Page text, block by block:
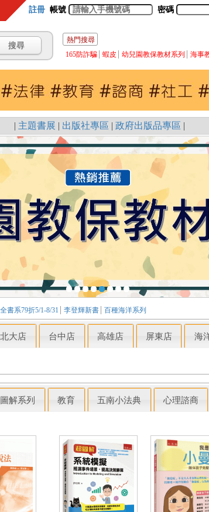
註冊 帳號 密碼
熱門搜尋
165防詐騙
蝦皮 幼兒園教保教材系列 海事
| 主題書展 | 出版社專區 | 政府出版品專區 |
書系79折5/1-8/31 李登輝新書 百種海洋系列
北大店 台中店 高雄店 屏東店 海
圖解系列 教育 五南小法典 心理諮商